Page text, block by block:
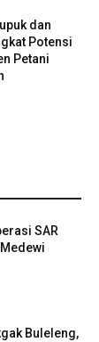
dan
Potensi
Petani
SAR
Buleleng,